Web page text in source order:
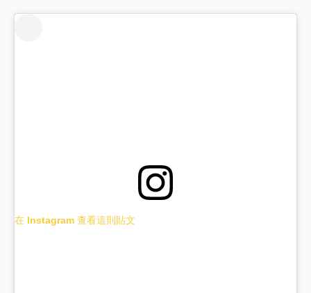
在 Instagram 查看這則貼文